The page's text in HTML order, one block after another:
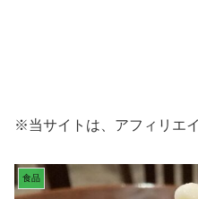
※当サイトは、アフィリエ
食品